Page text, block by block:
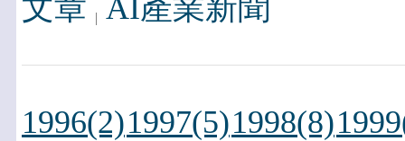
文章 AI產業新聞
1996(2)1997(5)1998(8)